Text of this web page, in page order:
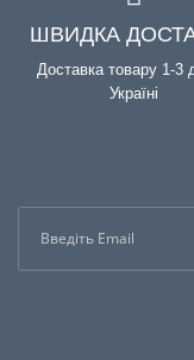
ШВИДКА
Доставка товару 1-3
Україні